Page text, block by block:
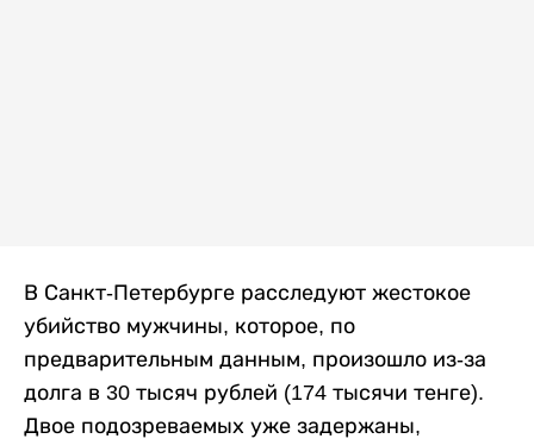
В Санкт-Петербурге расследуют жестокое
убийство мужчины, которое, по
предварительным данным, произошло из-за
долга в 30 тысяч рублей (174 тысячи тенге).
Двое подозреваемых уже задержаны,